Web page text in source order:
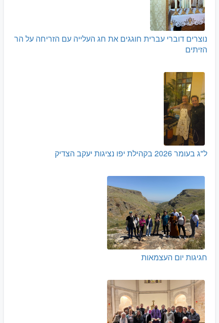
נוצרים דוברי עברית חוגגים את חג העלייה עם הזריחה על הר
הזיתים
ל"ג בעומר 2026 בקהילת יפו נציגות יעקב הצדיק
חגיגות יום העצמאות